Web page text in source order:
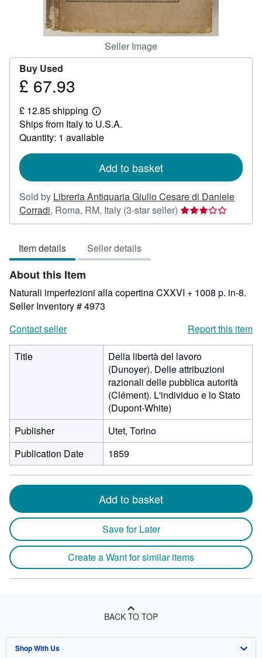
Seller Image
Buy Used
Price
67.93
£ 67.93
£ 12.85 shipping
Learn
more
about
shipping
Ships from Italy to U.S.A.
Quantity: 1 available
Add to basket
Sold by Libreria Antiquaria Giulio Cesare di Daniele
Corradi, Roma, RM, Italy (3-star seller) Seller
rating
stars
Item details Seller details
About this Item
Naturali imperfezioni alla copertina CXXVI + 1008 p. in-8.
Seller Inventory # 4973
Contact seller
Report this item
Title
Della libertà del lavoro
(Dunoyer). Delle attribuzioni
razionali delle pubblica autorità
(Clément). L'individuo e lo Stato
(Dupont-White)
Publisher
Utet, Torino
Publication Date
1859
Add to basket
Save for Later
Create a Want for similar items
BACK TO TOP
Shop With Us